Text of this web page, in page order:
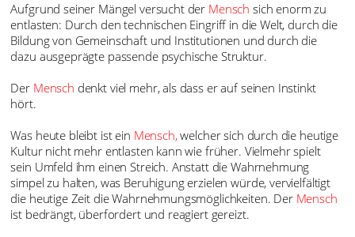
Aufgrund seiner Mängel versucht der Mensch sich enorm zu
entlasten: Durch den technischen Eingriff in die Welt, durch die
Bildung von Gemeinschaft und Institutionen und durch die
dazu ausgeprägte passende psychische Struktur.
Der Mensch denkt viel mehr, als dass er auf seinen Instinkt
hört.
Was heute bleibt ist ein Mensch,welcher sich durch die heutige
Kultur nicht mehr entlasten kann wie früher. Vielmehr spielt
sein Umfeld ihm einen Streich. Anstatt die Wahrnehmung
simpel zu halten, was Beruhigung erzielen würde, vervielfältigt
die heutige Zeit die Wahrnehmungsmöglichkeiten. Der Mensch
ist bedrängt, überfordert und reagiert gereizt.